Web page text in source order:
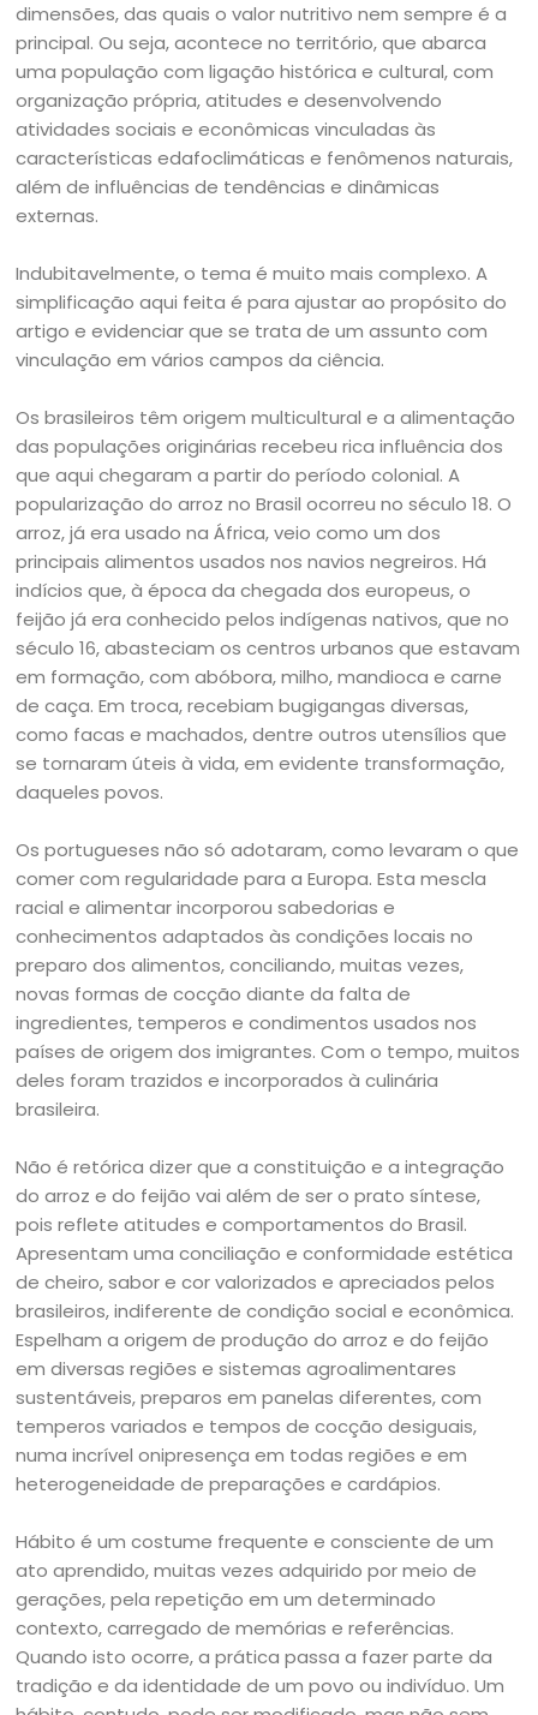
dimensões, das quais o valor nutritivo nem sempre é a
principal. Ou seja, acontece no território, que abarca
uma população com ligação histórica e cultural, com
organização própria, atitudes e desenvolvendo
atividades sociais e econômicas vinculadas às
características edafoclimáticas e fenômenos naturais,
além de influências de tendências e dinâmicas
externas.
Indubitavelmente, o tema é muito mais complexo. A
simplificação aqui feita é para ajustar ao propósito do
artigo e evidenciar que se trata de um assunto com
vinculação em vários campos da ciência.
Os brasileiros têm origem multicultural e a alimentação
das populações originárias recebeu rica influência dos
que aqui chegaram a partir do período colonial. A
popularização do arroz no Brasil ocorreu no século 18. O
arroz, já era usado na África, veio como um dos
principais alimentos usados nos navios negreiros. Há
indícios que, à época da chegada dos europeus, o
feijão já era conhecido pelos indígenas nativos, que no
século 16, abasteciam os centros urbanos que estavam
em formação, com abóbora, milho, mandioca e carne
de caça. Em troca, recebiam bugigangas diversas,
como facas e machados, dentre outros utensílios que
se tornaram úteis à vida, em evidente transformação,
daqueles povos.
Os portugueses não só adotaram, como levaram o que
comer com regularidade para a Europa. Esta mescla
racial e alimentar incorporou sabedorias e
conhecimentos adaptados às condições locais no
preparo dos alimentos, conciliando, muitas vezes,
novas formas de cocção diante da falta de
ingredientes, temperos e condimentos usados nos
países de origem dos imigrantes. Com o tempo, muitos
deles foram trazidos e incorporados à culinária
brasileira.
Não é retórica dizer que a constituição e a integração
do arroz e do feijão vai além de ser o prato síntese,
pois reflete atitudes e comportamentos do Brasil.
Apresentam uma conciliação e conformidade estética
de cheiro, sabor e cor valorizados e apreciados pelos
brasileiros, indiferente de condição social e econômica.
Espelham a origem de produção do arroz e do feijão
em diversas regiões e sistemas agroalimentares
sustentáveis, preparos em panelas diferentes, com
temperos variados e tempos de cocção desiguais,
numa incrível onipresença em todas regiões e em
heterogeneidade de preparações e cardápios.
Hábito é um costume frequente e consciente de um
ato aprendido, muitas vezes adquirido por meio de
gerações, pela repetição em um determinado
contexto, carregado de memórias e referências.
Quando isto ocorre, a prática passa a fazer parte da
tradição e da identidade de um povo ou indivíduo. Um